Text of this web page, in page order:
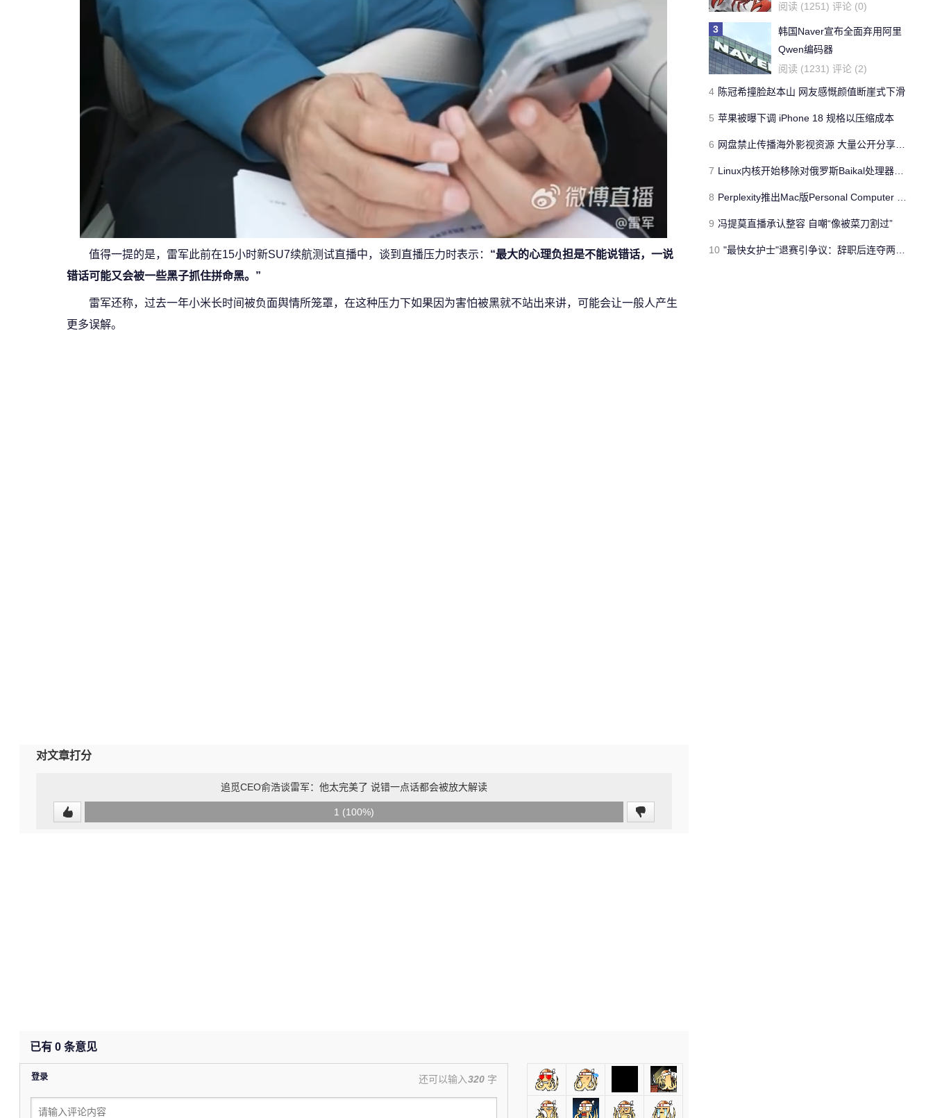
值得一提的是，雷军此前在15小时新SU7续航测试直播中，谈到直播压力时表示： “最大的心理负担是不能说错话，一说
错话可能又会被一些黑子抓住拼命黑。”
雷军还称，过去一年小米长时间被负面舆情所笼罩，在这种压力下如果因为害怕被黑就不站出来讲，可能会让一般人产生
更多误解。
对文章打分
追觅CEO俞浩谈雷军：他太完美了 说错一点话都会被放大解读
1 (100%)
已有 0 条意见
登录 还可以输入320 字
阅读 (1251) 评论 (0)
3
韩国Naver宣布全面弃用阿里
Qwen编码器
阅读 (1231) 评论 (2)
4 陈冠希撞脸赵本山 网友感慨颜值断崖式下滑
5 苹果被曝下调 iPhone 18 规格以压缩成本
6 网盘禁止传播海外影视资源 大量公开分享链接一夜失效
7 Linux内核开始移除对俄罗斯Baikal处理器的支持
8 Perplexity推出Mac版Personal Computer 打造常驻AI代理
9 冯提莫直播承认整容 自嘲“像被菜刀割过”
10 "最快女护士"退赛引争议：辞职后连夺两冠折现超20万